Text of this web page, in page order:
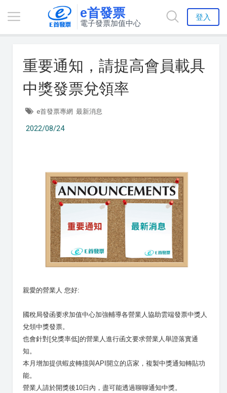
e首發票
電子發票加值中心
登入
重要通知，請提高會員載具
中獎發票兌領率
e首發票專網 最新消息
2022/08/24
國稅局發函要求加值中心加強輔導各營業人協助雲端發票中獎人
兌領中獎發票。
也會針對[兌獎率低]的營業人進行函文要求營業人舉證落實通
知。
本月增加提供蝦皮轉擋與API開立的店家，複製中獎通知轉貼功
能。
營業人請於開獎後10日內，盡可能透過聊聊通知中獎。